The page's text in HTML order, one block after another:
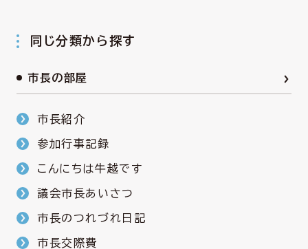
同じ分類から探す
市長の部屋
市長紹介
参加行事記録
こんにちは牛越です
議会市長あいさつ
市長のつれづれ日記
市長交際費